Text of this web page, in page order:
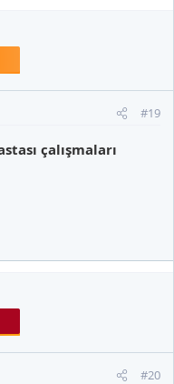
#19
çalışmaları
#20